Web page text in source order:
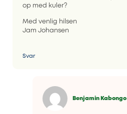
op med kuler?
Med venlig hilsen
Jam Johansen
Svar
Benjamin Kabongo